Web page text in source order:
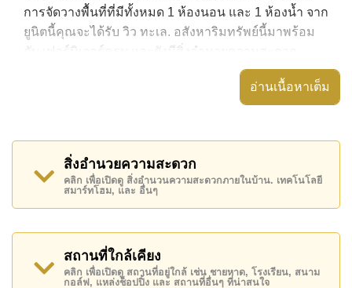
การจัดวางพื้นที่ที่มีทั้งหมด 1 ห้องนอน และ 1 ห้องน้ำ จาก
ยูนิตนี้คุณจะได้รับ วิว ทะเล. อสังหาริมทรัพย์นี้มาพร้อม
กับ เฟอร์นิเจอร์ครบ และยังมีสิ่งอำนวยความสะดวก
อสังหาริมทรัพย์นี้สามารถใช้ สระว่ายน้ำ ส่วนกลาง ได้
สไลเดอร์, ฟิสเนส, สกายเทอร์เรซ, ห้องเกมส์
สถานที่สำคัญใกล้ Cetus Condo ได้แก่: ติดชายหาด, ไกล้
เคียงรถประจำทาง , ตลาดน้ำสี่ภาคพัทยา, หาดบ้าน
อำเภอ , ฟีนิกซ์ โกลด์, ชีจันทร์ กอล์ฟ รีสอร์ท ,
รพ.กรุงเทพพัทยา, โรงพยาบาลเมืองพัทยา
อสังหาริมทรัพย์นี้มีไว้สำหรับขายในราคา ฿ 6,400,000
บาท คิดเป็น ฿ 116,385 บาทต่อตารางเมตร และยังมีให้
อ่านเนื้อหาเต็ม
สิ่งอำนวยความสะดวก
คลิก เพื่อเปิดดู สิ่งอำนวนความสะดวกภายในบ้าน. เทคโนโลยี
สมาร์ทโฮม, และ อื่นๆ
สถานที่ใกล้เคียง
คลิก เพื่อเปิดดู สถานที่อยู่ใกล้ เช่น ชายหาด, โรงเรียน, สนาม
กอล์ฟ, แหล่งช็อปปิ้ง และ สถานที่อื่นๆ ที่น่าสนใจ